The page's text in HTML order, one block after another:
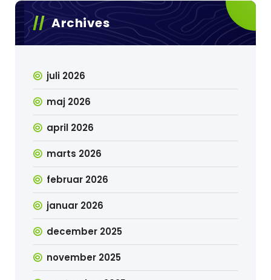
Archives
juli 2026
maj 2026
april 2026
marts 2026
februar 2026
januar 2026
december 2025
november 2025